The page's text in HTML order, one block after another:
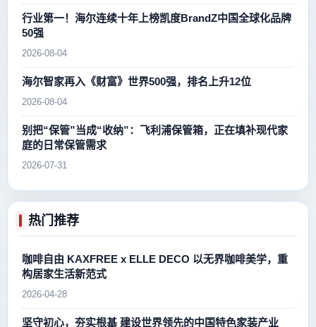
行业第一！海尔连续十年上榜凯度BrandZ中国全球化品牌
50强
2026-08-04
海尔智家再入《财富》世界500强，排名上升12位
2026-08-04
别把“保管”当成“收纳”：飞利浦保管箱，正在填补现代家
庭的日常保管需求
2026-07-31
热门推荐
咖啡自由 KAXFREE x ELLE DECO 以无界咖啡美学，重
构居家生活新范式
2026-04-28
坚守初心，夯实根基 建设世界领先的中国特色家装产业